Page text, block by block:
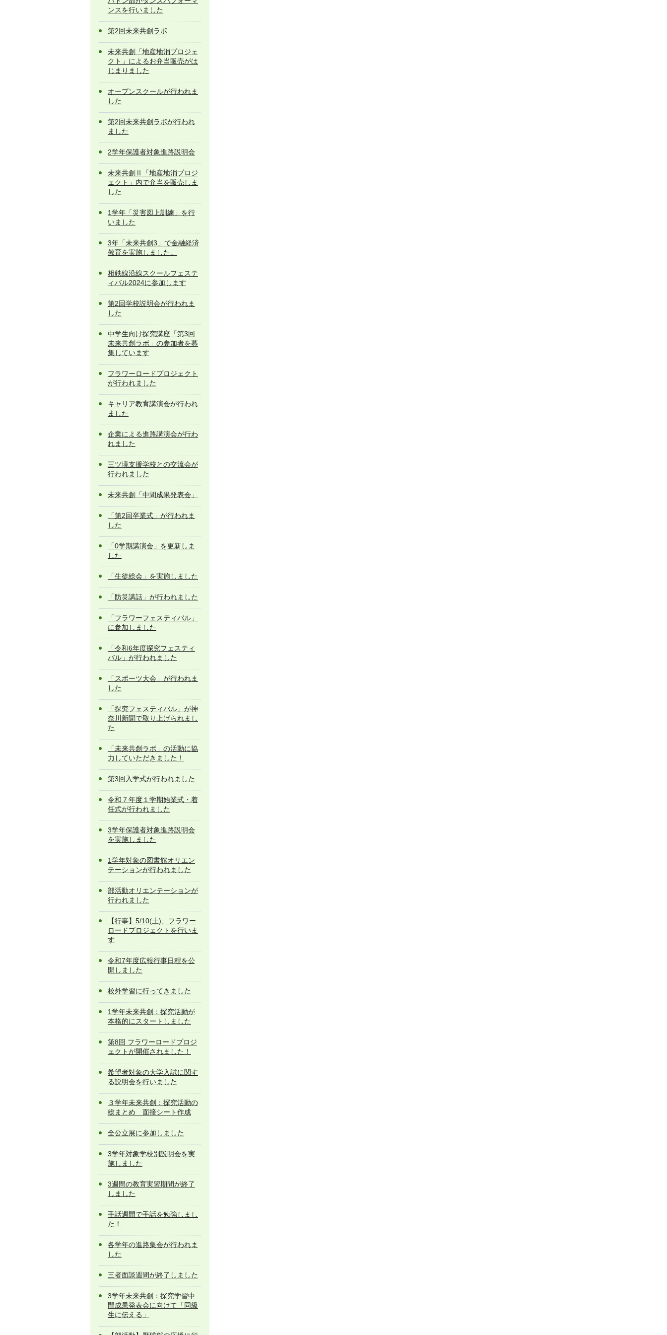
ンスを行いました
第2回未来共創ラボ
未来共創「地産地消プロジェ
クト」によるお弁当販売がは
じまりました
オープンスクールが行われま
した
第2回未来共創ラボが行われ
ました
2学年保護者対象進路説明会
未来共創Ⅱ「地産地消プロジ
ェクト」内で弁当を販売しま
した
1学年「災害図上訓練」を行
いました
3年「未来共創3」で金融経済
教育を実施しました。
相鉄線沿線スクールフェステ
ィバル2024に参加します
第2回学校説明会が行われま
した
中学生向け探究講座「第3回
未来共創ラボ」の参加者を募
集しています
フラワーロードプロジェクト
が行われました
キャリア教育講演会が行われ
ました
企業による進路講演会が行わ
れました
三ツ境支援学校との交流会が
行われました
未来共創「中間成果発表会」
「第2回卒業式」が行われま
した
「0学期講演会」を更新しま
した
「生徒総会」を実施しました
「防災講話」が行われました
「フラワーフェスティバル」
に参加しました
「令和6年度探究フェスティ
バル」が行われました
「スポーツ大会」が行われま
した
「探究フェスティバル」が神
奈川新聞で取り上げられまし
た
「未来共創ラボ」の活動に協
力していただきました！
第3回入学式が行われました
令和７年度１学期始業式・着
任式が行われました
3学年保護者対象進路説明会
を実施しました
1学年対象の図書館オリエン
テーションが行われました
部活動オリエンテーションが
行われました
【行事】5/10(土)、フラワー
ロードプロジェクトを行いま
す
令和7年度広報行事日程を公
開しました
校外学習に行ってきました
1学年未来共創：探究活動が
本格的にスタートしました
第8回 フラワーロードプロジ
ェクトが開催されました！
希望者対象の大学入試に関す
る説明会を行いました
３学年未来共創：探究活動の
総まとめ 面接シート作成
全公立展に参加しました
3学年対象学校別説明会を実
施しました
3週間の教育実習期間が終了
しました
手話週間で手話を勉強しまし
た！
各学年の進路集会が行われま
した
三者面談週間が終了しました
3学年未来共創：探究学習中
間成果発表会に向けて「同級
生に伝える」